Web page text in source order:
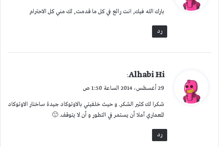
ل
بارك الله فيك, انت رائع في كل ما قدمت, لك مني كل الاحترام
رد
ي
ل
Alhabi Hi
:
29 أغسطس، 2014 الساعة 1:50 ص
شكرا لك كثير الشكر. و حيث خلفيتي بالاوتوكاد جيدة ساختار الاوتوكاد
المعماري آملا أن يستمر في التطور و أن لا يتوقف. 🙂
رد